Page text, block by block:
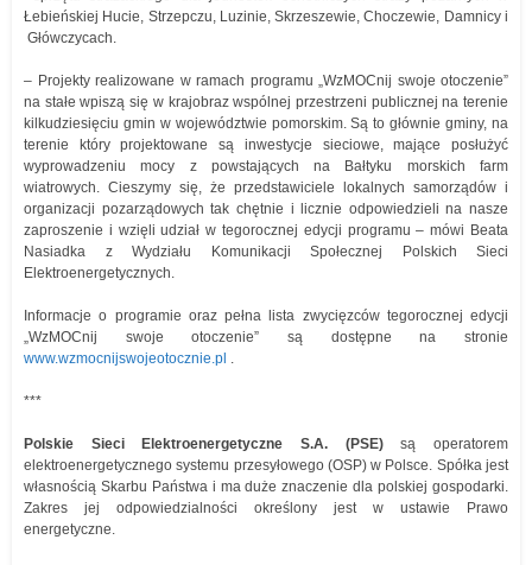
Łebieńskiej Hucie, Strzepczu, Luzinie, Skrzeszewie, Choczewie, Damnicy i
Główczycach.
– Projekty realizowane w ramach programu „WzMOCnij swoje otoczenie”
na stałe wpiszą się w krajobraz wspólnej przestrzeni publicznej na terenie
kilkudziesięciu gmin w województwie pomorskim. Są to głównie gminy, na
terenie który projektowane są inwestycje sieciowe, mające posłużyć
wyprowadzeniu mocy z powstających na Bałtyku morskich farm
wiatrowych. Cieszymy się, że przedstawiciele lokalnych samorządów i
organizacji pozarządowych tak chętnie i licznie odpowiedzieli na nasze
zaproszenie i wzięli udział w tegorocznej edycji programu – mówi Beata
Nasiadka z Wydziału Komunikacji Społecznej Polskich Sieci
Elektroenergetycznych.
Informacje o programie oraz pełna lista zwycięzców tegorocznej edycji
„WzMOCnij swoje otoczenie” są dostępne na stronie
www.wzmocnijswojeotocznie.pl .
***
Polskie Sieci Elektroenergetyczne S.A. (PSE)są operatorem
elektroenergetycznego systemu przesyłowego (OSP) w Polsce. Spółka jest
własnością Skarbu Państwa i ma duże znaczenie dla polskiej gospodarki.
Zakres jej odpowiedzialności określony jest w ustawie Prawo
energetyczne.